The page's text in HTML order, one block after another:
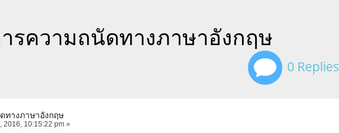
รความถนัดทางภาษาอังกฤษ
0 Replies
ทางภาษาอังกฤษ
2016, 10:15:22 pm »